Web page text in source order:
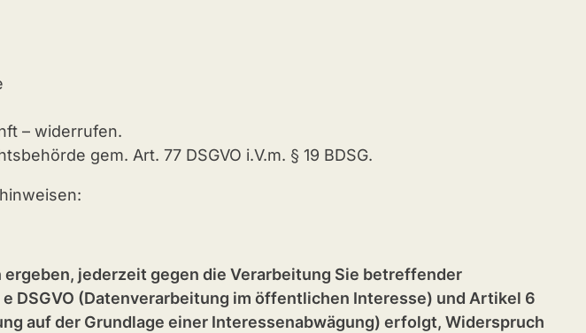
– widerrufen.
gem. Art. 77 DSGVO i.V.m. § 19 BDSG.
jederzeit gegen die Verarbeitung Sie betreffender
DSGVO (Datenverarbeitung im öffentlichen Interesse) und Artikel 6
auf der Grundlage einer Interessenabwägung) erfolgt, Widerspruch